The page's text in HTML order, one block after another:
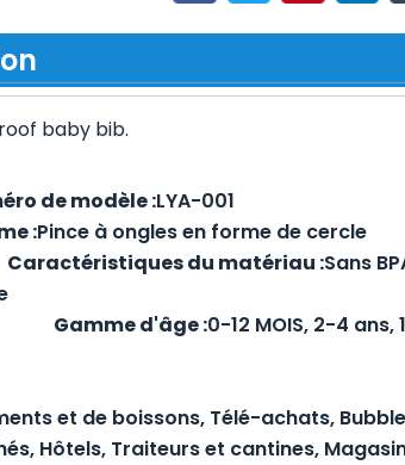
baby bib.
de modèle :LYA-001
:Pince à ongles en forme de cercle
Caractéristiques du matériau :Sans
Gamme d'âge :0-12 MOIS, 2-4 ans,
et de boissons, Télé-achats, Bubble
Hôtels, Traiteurs et cantines,